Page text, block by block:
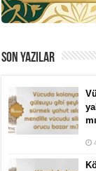
SON YAZILAR